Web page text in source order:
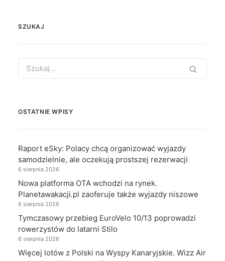
SZUKAJ
for:
OSTATNIE WPISY
Raport eSky: Polacy chcą organizować wyjazdy
samodzielnie, ale oczekują prostszej rezerwacji
6 sierpnia 2026
Nowa platforma OTA wchodzi na rynek.
Planetawakacji.pl zaoferuje także wyjazdy niszowe
6 sierpnia 2026
Tymczasowy przebieg EuroVelo 10/13 poprowadzi
rowerzystów do latarni Stilo
6 sierpnia 2026
Więcej lotów z Polski na Wyspy Kanaryjskie. Wizz Air